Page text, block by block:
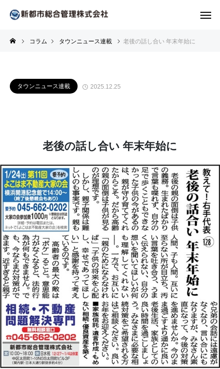
コラム タウンニュース連載 老後の話し合い 年末年始に
タウンニュース連載 2025.12.25
老後の話し合い 年末年始に